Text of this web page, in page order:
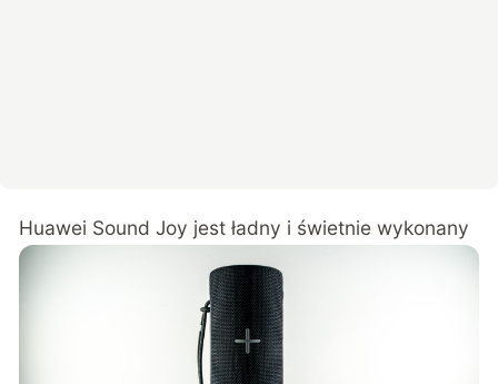
Huawei Sound Joy jest ładny i świetnie wykonany